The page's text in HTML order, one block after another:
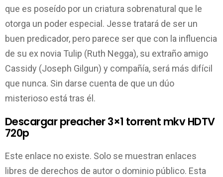
que es poseído por un criatura sobrenatural que le
otorga un poder especial. Jesse tratará de ser un
buen predicador, pero parece ser que con la influencia
de su ex novia Tulip (Ruth Negga), su extraño amigo
Cassidy (Joseph Gilgun) y compañía, será más difícil
que nunca. Sin darse cuenta de que un dúo
misterioso está tras él.
Descargar preacher 3×1 torrent mkv HDTV
720p
Este enlace no existe. Solo se muestran enlaces
libres de derechos de autor o dominio público. Esta